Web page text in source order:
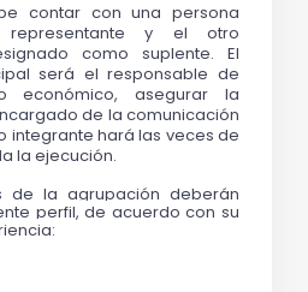
contar con una persona
representante y el otro
como suplente. El
será el responsable de
económico, asegurar la
de la comunicación
integrante hará las veces de
la ejecución.
de la agrupación deberán
perfil, de acuerdo con su